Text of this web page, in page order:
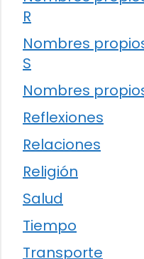
R
Nombres
S
Nombres
Reflexiones
Relaciones
Religión
Salud
Tiempo
Transporte